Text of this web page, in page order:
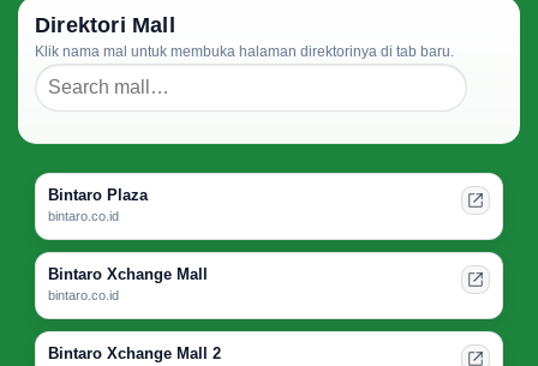
Direktori Mall
Klik nama mal untuk membuka halaman direktorinya di tab baru.
Bintaro Plaza
bintaro.co.id
Bintaro Xchange Mall
bintaro.co.id
Bintaro Xchange Mall 2